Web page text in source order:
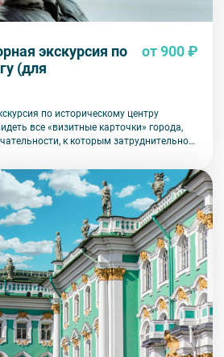
экскурсия по
(для
от 900 ₽
по историческому центру
все «визитные карточки» города,
к которым затруднительно